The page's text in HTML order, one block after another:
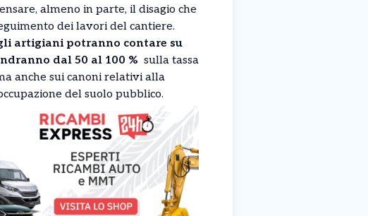
almeno in parte, il disagio che
dei lavori del cantiere.
artigiani potranno contare su
dal 50 al 100 % sulla tassa
anche sui canoni relativi alla
del suolo pubblico.